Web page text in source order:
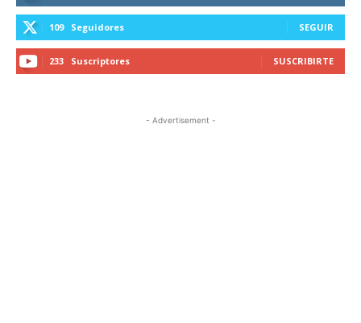
109 Seguidores SEGUIR
233 Suscriptores SUSCRIBIRTE
- Advertisement -